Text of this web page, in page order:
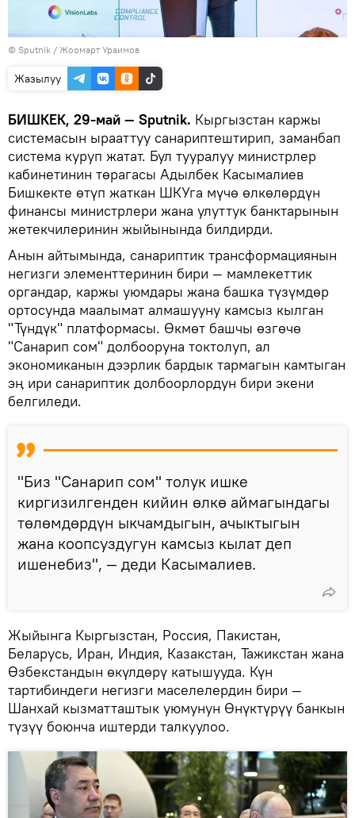
© Sputnik / Жоомарт Ураимов
Жазылуу
БИШКЕК, 29-май — Sputnik. Кыргызстан каржы
системасын ырааттуу санариптештирип, заманбап
система куруп жатат. Бул тууралуу министрлер
кабинетинин төрагасы Адылбек Касымалиев
Бишкекте өтүп жаткан ШКУга мүчө өлкөлөрдүн
финансы министрлери жана улуттук банктарынын
жетекчилеринин жыйынында билдирди.
Анын айтымында, санариптик трансформациянын
негизги элементтеринин бири — мамлекеттик
органдар, каржы уюмдары жана башка түзүмдөр
ортосунда маалымат алмашууну камсыз кылган
"Түндүк" платформасы. Өкмөт башчы өзгөчө
"Санарип сом" долбооруна токтолуп, ал
экономиканын дээрлик бардык тармагын камтыган
эң ири санариптик долбоорлордун бири экени
белгиледи.
"Биз "Санарип сом" толук ишке
киргизилгенден кийин өлкө аймагындагы
төлөмдөрдүн ыкчамдыгын, ачыктыгын
жана коопсуздугун камсыз кылат деп
ишенебиз", — деди Касымалиев.
Жыйынга Кыргызстан, Россия, Пакистан,
Беларусь, Иран, Индия, Казакстан, Тажикстан жана
Өзбекстандын өкүлдөрү катышууда. Күн
тартибиндеги негизги маселелердин бири —
Шанхай кызматташтык уюмунун Өнүктүрүү банкын
түзүү боюнча иштерди талкуулоо.